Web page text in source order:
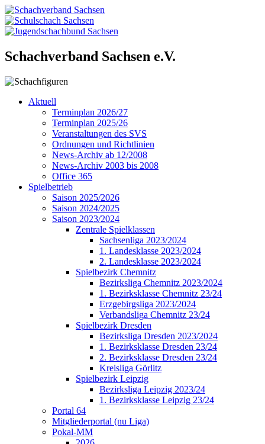
Schachverband Sachsen e.V.
Aktuell
Terminplan 2026/27
Terminplan 2025/26
Veranstaltungen des SVS
Ordnungen und Richtlinien
News-Archiv ab 12/2008
News-Archiv 2003 bis 2008
Office 365
Spielbetrieb
Saison 2025/2026
Saison 2024/2025
Saison 2023/2024
Zentrale Spielklassen
Sachsenliga 2023/2024
1. Landesklasse 2023/2024
2. Landesklasse 2023/2024
Spielbezirk Chemnitz
Bezirksliga Chemnitz 2023/2024
1. Bezirksklasse Chemnitz 23/24
Erzgebirgsliga 2023/2024
Verbandsliga Chemnitz 23/24
Spielbezirk Dresden
Bezirksliga Dresden 2023/2024
1. Bezirksklasse Dresden 23/24
2. Bezirksklasse Dresden 23/24
Kreisliga Görlitz
Spielbezirk Leipzig
Bezirksliga Leipzig 2023/24
1. Bezirksklasse Leipzig 23/24
Portal 64
Mitgliederportal (nu Liga)
Pokal-MM